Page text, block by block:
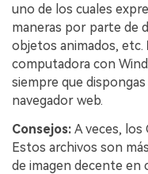
uno de los cuales
maneras por parte de
objetos animados, etc.
computadora con
siempre que
navegador web.
Consejos: A veces, los
Estos archivos son
de imagen decente en